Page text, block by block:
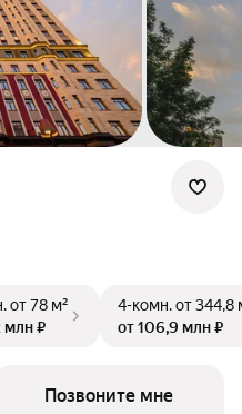
от 78 м²
млн ₽
4-комн.от 344,8
от 106,9 млн ₽
Позвоните мне